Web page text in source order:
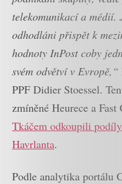
telekomunikací a médií.
odhodláni přispět k
hodnoty InPost coby
svém odvětví v Evropě,“
PPF Didier Stoessel.
zmíněné Heurece a Fast
Tkáčem odkoupili
Havrlanta.
Podle analytika portálu